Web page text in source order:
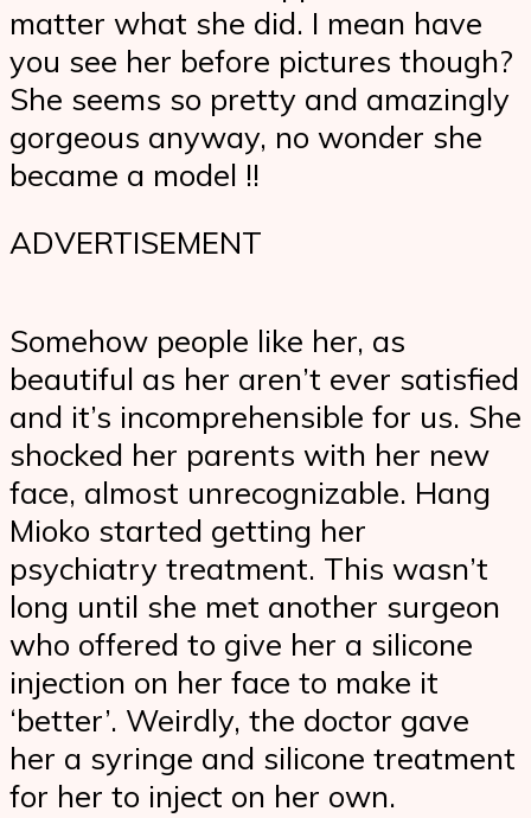
matter what she did. I mean have
you see her before pictures though?
She seems so pretty and amazingly
gorgeous anyway, no wonder she
became a model !!
ADVERTISEMENT
Somehow people like her, as
beautiful as her aren’t ever satisfied
and it’s incomprehensible for us. She
shocked her parents with her new
face, almost unrecognizable. Hang
Mioko started getting her
psychiatry treatment. This wasn’t
long until she met another surgeon
who offered to give her a silicone
injection on her face to make it
‘better’. Weirdly, the doctor gave
her a syringe and silicone treatment
for her to inject on her own.